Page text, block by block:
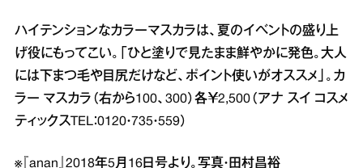
ハイテンションなカラーマスカラは、夏のイベントの盛り上
げ役にもってこい。「ひと塗りで見たまま鮮やかに発色。大人
には下まつ毛や目尻だけなど、ポイント使いがオススメ」。カ
ラー マスカラ（右から100、300）各￥2,500（アナ スイ コスメ
ティックスTEL：0120・735・559）
※『anan』2018年5月16日号より。写真・田村昌裕